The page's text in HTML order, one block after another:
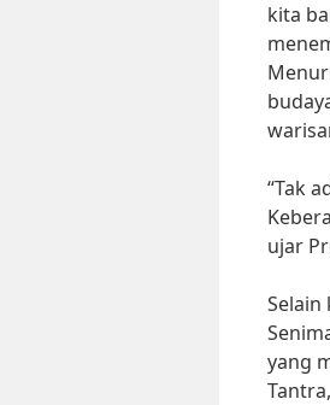
kita
“Tak
ujar
Selain
yang